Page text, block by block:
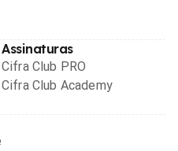
Assinaturas
Cifra Club PRO
Cifra Club Academy